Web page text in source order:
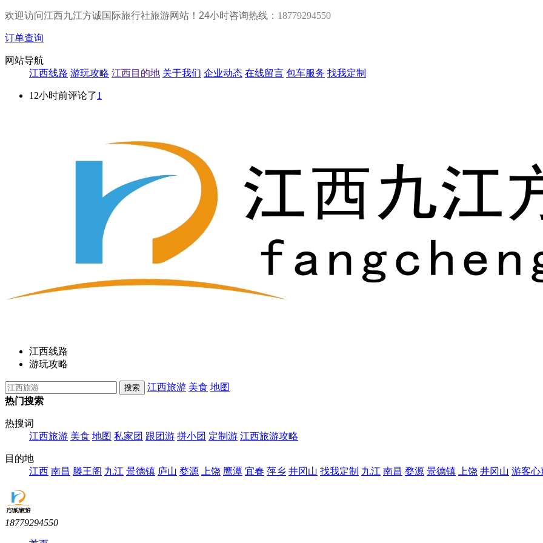
欢迎访问江西九江方诚国际旅行社旅游网站！24小时咨询热线 ：18779294550
订单查询
网站导航
江西线路 游玩攻略 江西目的地 关于我们 企业动态 在线留言 包车服务 找我定制
12小时前评论了1
江西线路
游玩攻略
江西旅游 美食 地图
热门搜索
热搜词
江西旅游 美食 地图 私家团 跟团游 拼小团 定制游 江西旅游攻略
目的地
江西 南昌 滕王阁 九江 景德镇 庐山 婺源 上饶 鹰潭 宜春 萍乡 井冈山 找我定制 九江 南昌 婺源 景德镇 上饶 井冈山 游客心
18779294550